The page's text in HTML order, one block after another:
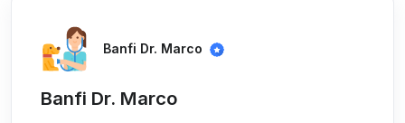
Banfi Dr. Marco
Banfi Dr. Marco